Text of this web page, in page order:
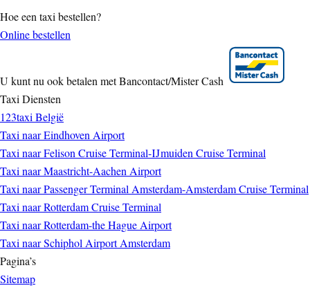
Hoe een taxi bestellen?
Online bestellen
U kunt nu ook betalen met Bancontact/Mister Cash
Taxi Diensten
123taxi België
Taxi naar Eindhoven Airport
Taxi naar Felison Cruise Terminal-IJmuiden Cruise Terminal
Taxi naar Maastricht-Aachen Airport
Taxi naar Passenger Terminal Amsterdam-Amsterdam Cruise Terminal
Taxi naar Rotterdam Cruise Terminal
Taxi naar Rotterdam-the Hague Airport
Taxi naar Schiphol Airport Amsterdam
Pagina’s
Sitemap